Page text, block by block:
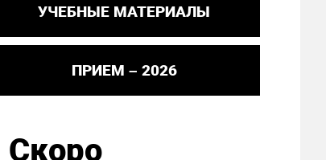
УЧЕБНЫЕ МАТЕРИАЛЫ
ПРИЕМ – 2026
Скоро